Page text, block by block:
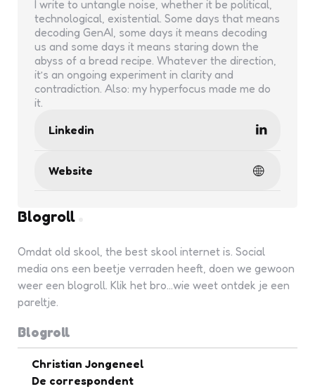
I write to untangle noise, whether it be political,
technological, existential. Some days that means
decoding GenAI, some days it means decoding
us and some days it means staring down the
abyss of a bread recipe. Whatever the direction,
it’s an ongoing experiment in clarity and
contradiction. Also: my hyperfocus made me do
it.
Linkedin
Website
Blogroll
Omdat old skool, the best skool internet is. Social
media ons een beetje verraden heeft, doen we gewoon
weer een blogroll. Klik het bro...wie weet ontdek je een
pareltje.
Blogroll
Christian Jongeneel
De correspondent